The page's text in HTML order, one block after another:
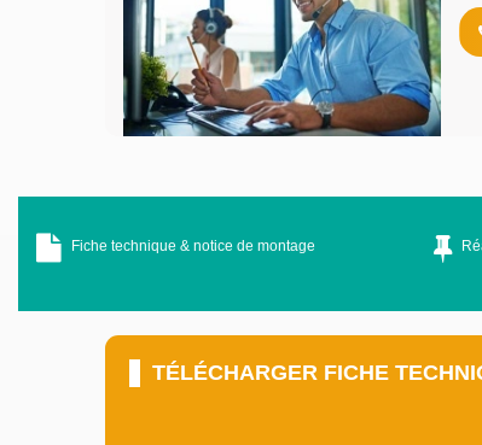
Fiche technique & notice de montage
TÉLÉCHARGER FICHE